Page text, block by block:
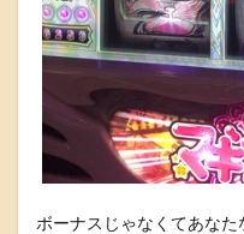
ボーナスじゃなくてあなた